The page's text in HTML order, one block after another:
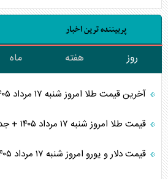
پربیننده ترین اخبار
روز هفته ماه
آخرین قیمت طلا امروز شنبه ۱۷ مرداد ۱۴۰۵ | صعود تاریخی طلا
قیمت طلا امروز شنبه ۱۷ مرداد ۱۴۰۵ + جدول
قیمت دلار و یورو امروز شنبه ۱۷ مرداد ۱۴۰۵ + جدول